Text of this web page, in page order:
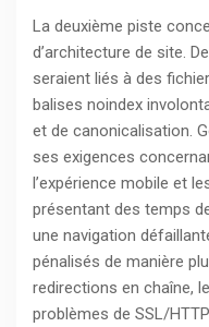
La deuxième piste
d’architecture de site.
seraient liés à des
balises noindex
et de canonicalisation.
ses exigences
l’expérience mobile et
présentant des temps
une navigation
pénalisés de manière
redirections en chaîne,
problèmes de SSL/